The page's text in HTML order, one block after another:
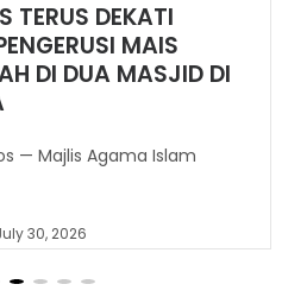
TERUS DEKATI
MAIS
DI DUA MASJID DI
— Majlis Agama Islam
30, 2026